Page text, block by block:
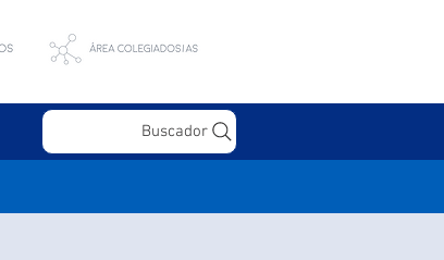
Buscador